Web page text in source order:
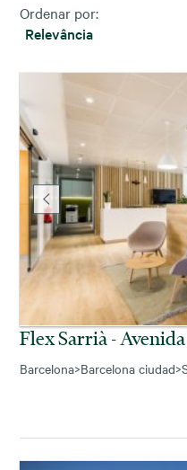
Ordenar por:
Relevância
Flex Sarrià -
Barcelona>Barcelona ciudad>